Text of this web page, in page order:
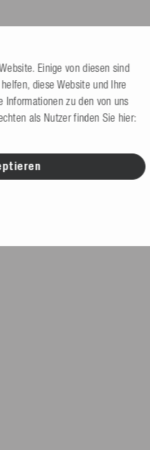
60
50
Einige von diesen sind
diese Website und Ihre
Informationen zu den von uns
als Nutzer finden Sie hier: